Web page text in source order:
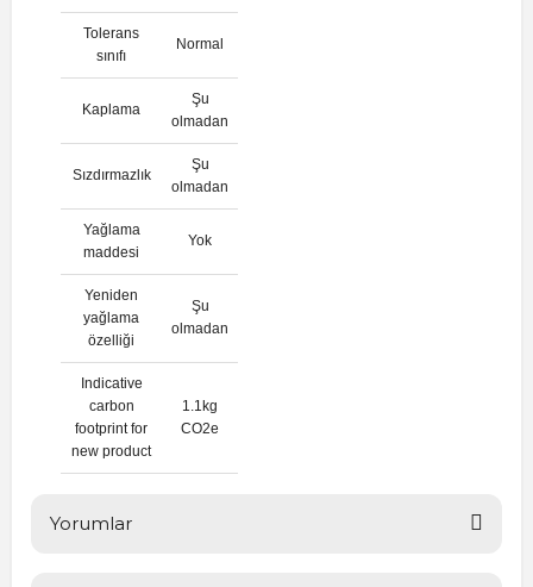
Tolerans
sınıfı
Normal
Kaplama
Şu
olmadan
Sızdırmazlık
Şu
olmadan
Yağlama
maddesi
Yok
Yeniden
yağlama
özelliği
Şu
olmadan
Indicative
carbon
footprint for
new product
1.1kg
CO2e
Yorumlar